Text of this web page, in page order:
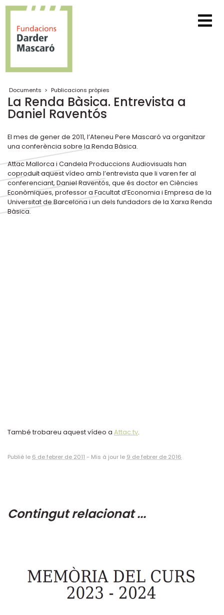
Documents > Publicacions pròpies
La Renda Bàsica. Entrevista a
Daniel Raventós
El mes de gener de 2011, l’Ateneu Pere Mascaró va organitzar
una conferència sobre la Renda Bàsica.
Attac Mallorca i Candela Produccions Audiovisuals han
coproduït aquest vídeo amb l’entrevista que li varen fer al
conferenciant, Daniel Raventós, que és doctor en Ciències
Econòmiques, professor a Facultat d’Economia i Empresa de la
Universitat de Barcelona i un dels fundadors de la Xarxa Renda
Bàsica.
També trobareu aquest vídeo a Attac.tv.
Publié le 6 de febrer de 2011 - Mis à jour le 9 de febrer de 2016
Contingut relacionat ...